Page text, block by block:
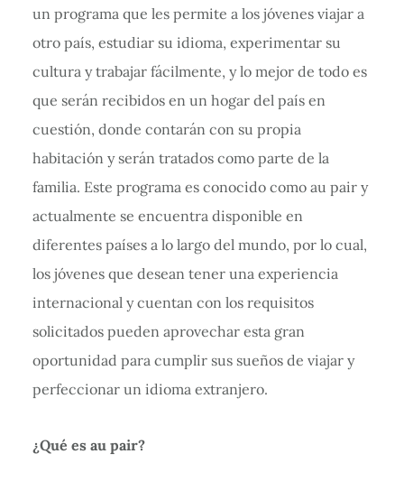
un programa que les permite a los jóvenes viajar a
otro país, estudiar su idioma, experimentar su
cultura y trabajar fácilmente, y lo mejor de todo es
que serán recibidos en un hogar del país en
cuestión, donde contarán con su propia
habitación y serán tratados como parte de la
familia. Este programa es conocido como au pair y
actualmente se encuentra disponible en
diferentes países a lo largo del mundo, por lo cual,
los jóvenes que desean tener una experiencia
internacional y cuentan con los requisitos
solicitados pueden aprovechar esta gran
oportunidad para cumplir sus sueños de viajar y
perfeccionar un idioma extranjero.
¿Qué es au pair?